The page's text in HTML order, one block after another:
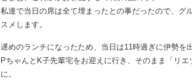
私達で当日の席は全て埋まったとの事だったので、グ
スメします。
遅めのランチになったため、当日は11時過ぎに伊勢を出
PちゃんとK子先輩宅をお迎えに行き、そのまま「リ
に。